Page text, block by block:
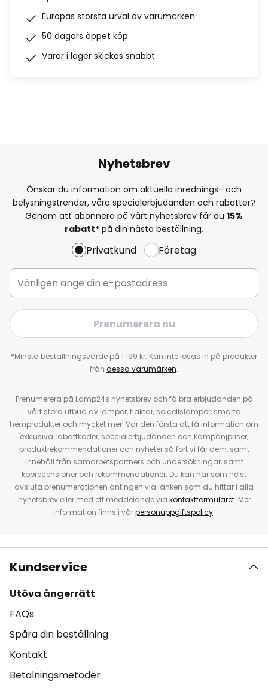
Europas största urval av varumärken
50 dagars öppet köp
Varor i lager skickas snabbt
Nyhetsbrev
Önskar du information om aktuella inrednings- och
belysningstrender, våra specialerbjudanden och rabatter?
Genom att abonnera på vårt nyhetsbrev får du 15%
rabatt* på din nästa beställning.
Privatkund Företag
Prenumerera nu
*Minsta beställningsvärde på 1 199 kr. Kan inte lösas in på produkter
från dessa varumärken.
Prenumerera på Lamp24s nyhetsbrev och få bra erbjudanden på
vårt stora utbud av lampor, fläktar, solcellslampor, smarta
hemprodukter och mycket mer! Var den första att få information om
exklusiva rabattkoder, specialerbjudanden och kampanjpriser,
produktrekommendationer och nyheter så fort vi får dem, samt
innehåll från samarbetspartners och undersökningar, samt
köprecensioner och rekommendationer. Du kan när som helst
avsluta prenumerationen antingen via länken som du hittar i alla
nyhetsbrev eller med ett meddelande via kontaktformuläret. Mer
information finns i vårpersonuppgiftspolicy.
Kundservice
Utöva ångerrätt
FAQs
Spåra din beställning
Kontakt
Betalningsmetoder